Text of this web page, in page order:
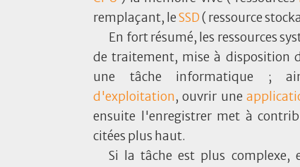
remplaçant, leSSD( ressource
En fort résumé, les ressources
de traitement, mise à disposition
une tâche informatique ;
d'exploitation, ouvrir une
ensuite l'enregistrer met à
citées plus haut.
Si la tâche est plus complexe,